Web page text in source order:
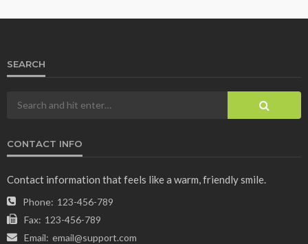
SEARCH
CONTACT INFO
Contact information that feels like a warm, friendly smile.
Phone: 123-456-789
Fax: 123-456-789
Email: email@support.com